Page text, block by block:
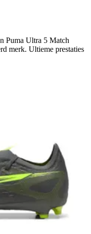
Puma Ultra 5 Match
merk. Ultieme prestaties